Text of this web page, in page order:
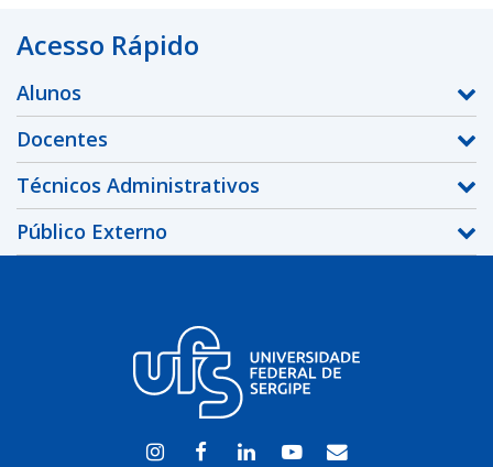
Acesso Rápido
Alunos
Docentes
Técnicos Administrativos
Público Externo
InstagramFacebook
LinkedinYoutubeWEBMAIL